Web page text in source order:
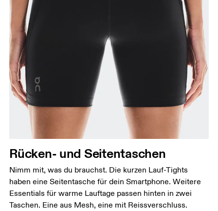
Rücken- und Seitentaschen
Nimm mit, was du brauchst. Die kurzen Lauf-Tights
haben eine Seitentasche für dein Smartphone. Weitere
Essentials für warme Lauftage passen hinten in zwei
Taschen. Eine aus Mesh, eine mit Reissverschluss.